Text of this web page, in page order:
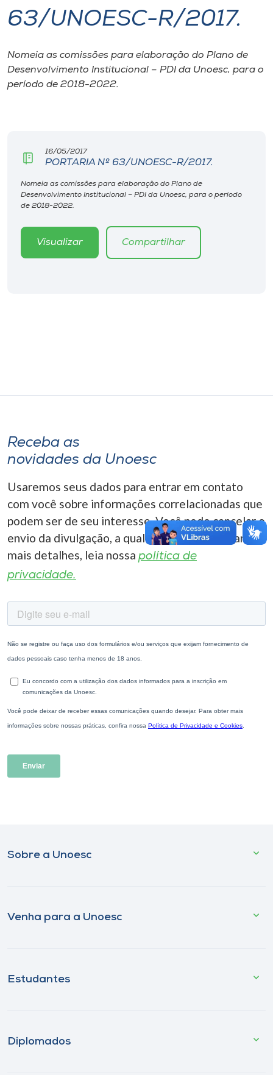
I.nova
Diplomados
Editora
Rádio
o idioma
A-
63/UNOESC-R/2017.
Nomeia as comissões para elaboração do Plano de
Desenvolvimento Institucional – PDI da Unoesc, para o
período de 2018-2022.
16/05/2017
PORTARIA Nº 63/UNOESC-R/2017.
Nomeia as comissões para elaboração do Plano de
Desenvolvimento Institucional – PDI da Unoesc, para o período
de 2018-2022.
Visualizar Compartilhar
Receba as
novidades da Unoesc
Usaremos seus dados para entrar em contato
com você sobre informações correlacionadas que
podem ser de seu interesse. Você pode cancelar o
envio da divulgação, a qualquer momento. Para
mais detalhes, leia nossa política de
privacidade.
Sobre a Unoesc
Venha para a Unoesc
Estudantes
Diplomados